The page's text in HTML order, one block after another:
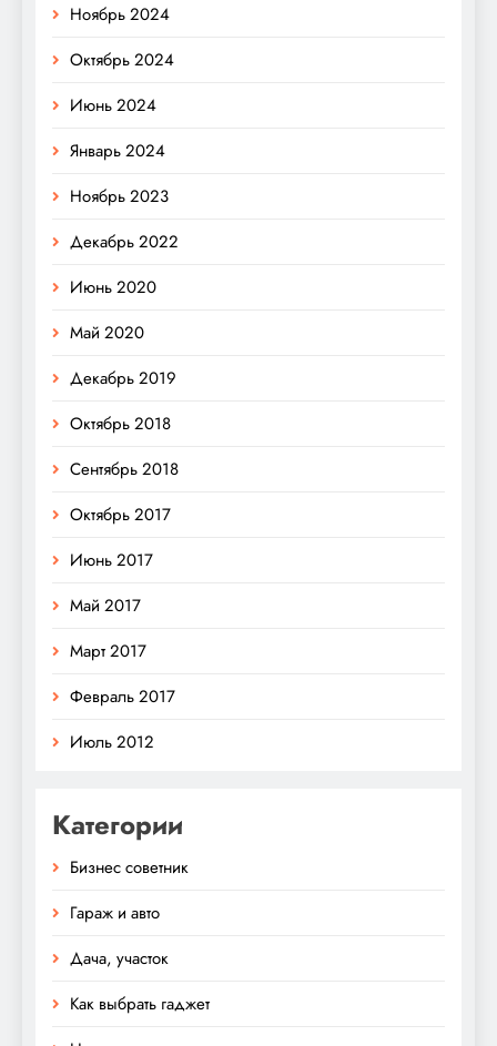
Ноябрь 2024
Октябрь 2024
Июнь 2024
Январь 2024
Ноябрь 2023
Декабрь 2022
Июнь 2020
Май 2020
Декабрь 2019
Октябрь 2018
Сентябрь 2018
Октябрь 2017
Июнь 2017
Май 2017
Март 2017
Февраль 2017
Июль 2012
Категории
Бизнес советник
Гараж и авто
Дача, участок
Как выбрать гаджет